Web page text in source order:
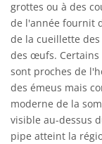
grottes ou à des
de l'année fournit
de la cueillette
des œufs. Certains
sont proches de
des émeus mais
moderne de la
visible au-dessus
pipe atteint la